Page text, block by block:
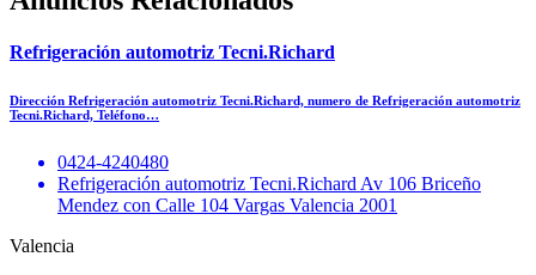
Refrigeración automotriz Tecni.Richard
Dirección Refrigeración automotriz Tecni.Richard, numero de Refrigeración automotriz
Tecni.Richard, Teléfono…
0424-4240480
Refrigeración automotriz Tecni.Richard Av 106 Briceño
Mendez con Calle 104 Vargas Valencia 2001
Valencia